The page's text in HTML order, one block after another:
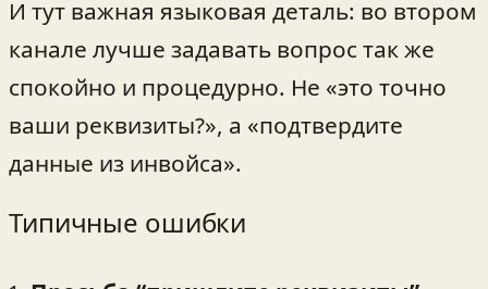
И тут важная языковая деталь: во втором
канале лучше задавать вопрос так же
спокойно и процедурно. Не «это точно
ваши реквизиты?», а «подтвердите
данные из инвойса».
Типичные ошибки